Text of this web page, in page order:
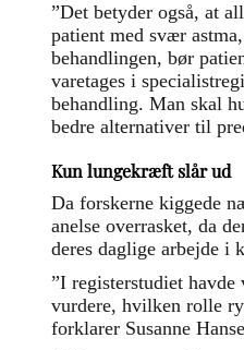
”Det betyder også, at
patient med svær
behandlingen, bør
varetages i
behandling. Man skal
bedre alternativer til
Kun lungekræft slår ud
Da forskerne kiggede
anelse overrasket, da
deres daglige arbejde i
”I registerstudiet
vurdere, hvilken rolle
forklarer Susanne